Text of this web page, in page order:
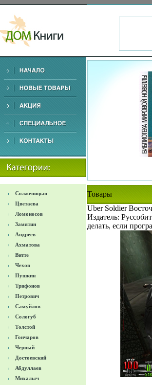
Солженицын
Цветаева
Ломоносов
Замятин
Андреев
Ахматова
Витте
Чехов
Пушкин
Трифонов
Петрович
Самуйлов
Сологуб
Толстой
Гончаров
Черный
Достоевский
Абдуллаев
Михалыч
Товары
Uber Soldier
Издатель:
делать, если